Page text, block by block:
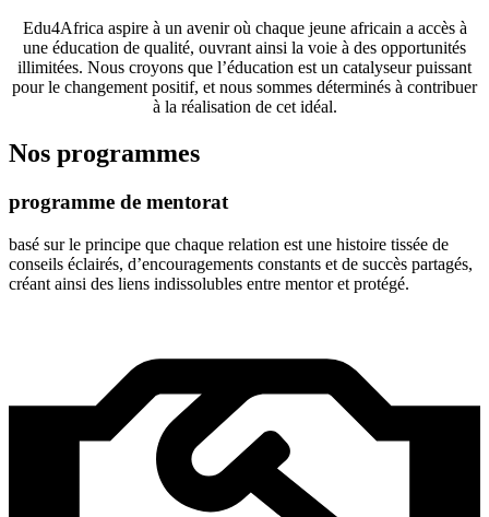
Edu4Africa aspire à un avenir où chaque jeune africain a accès à
une éducation de qualité, ouvrant ainsi la voie à des opportunités
illimitées. Nous croyons que l’éducation est un catalyseur puissant
pour le changement positif, et nous sommes déterminés à contribuer
à la réalisation de cet idéal.
Nos programmes
programme de mentorat
basé sur le principe que chaque relation est une histoire tissée de
conseils éclairés, d’encouragements constants et de succès partagés,
créant ainsi des liens indissolubles entre mentor et protégé.